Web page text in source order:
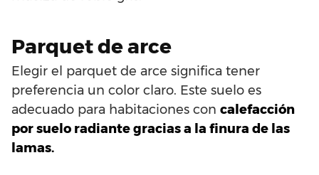
Parquet de arce
Elegir el parquet de arce significa tener
preferencia un color claro. Este suelo es
adecuado para habitaciones con calefacción
por suelo radiante gracias a la finura de las
lamas.